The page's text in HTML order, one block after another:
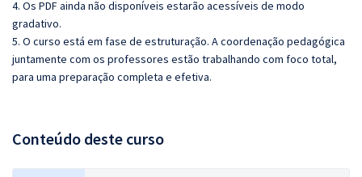
4. Os PDF ainda não disponíveis estarão acessíveis de modo
gradativo.
5. O curso está em fase de estruturação. A coordenação pedagógica
juntamente com os professores estão trabalhando com foco total,
para uma preparação completa e efetiva.
Conteúdo deste curso